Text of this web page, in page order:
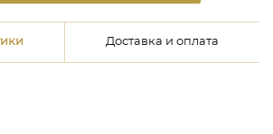
Доставка и оплата